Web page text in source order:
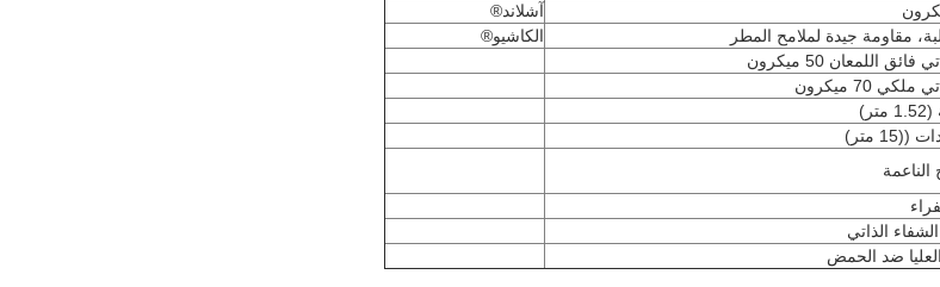
آشلاند®
مقاومة جيدة لملامح المطر
الكاشيو®
اللمعان 50 ميكرون
70 ميكرون
الذاتي
ضد الحمض